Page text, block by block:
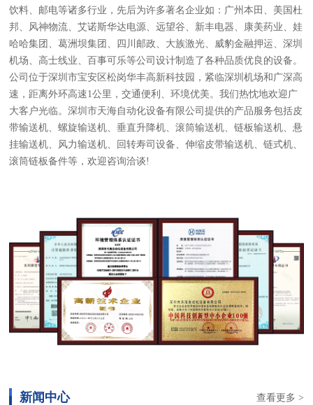
饮料、邮电等诸多行业，先后为许多著名企业如：广州本田、美国杜
邦、风神物流、艾诺斯华达电源、远望谷、新丰电器、康美药业、娃
哈哈集团、葛洲坝集团、四川邮政、大族激光、威豹金融押运、深圳
机场、高士线业、百事可乐等公司设计制造了各种品质优良的设备。
公司位于深圳市宝安区松岗华丰高新科技园，紧临深圳机场和广深高
速，距离外环高速1公里，交通便利、环境优美。我们热忱地欢迎广
大客户光临。深圳市天海自动化设备有限公司提供的产品服务包括皮
带输送机、螺旋输送机、垂直升降机、滚筒输送机、链板输送机、悬
挂输送机、风力输送机、回转寿司设备、伸缩皮带输送机、链式机、
滚筒链板备件等，欢迎咨询洽谈!
查看更多 >
新闻中心